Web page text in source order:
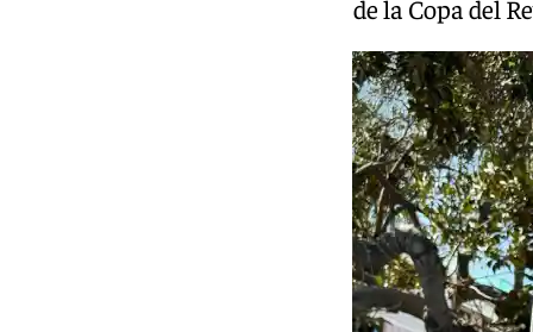
Un momento del tercer día de la Copa del